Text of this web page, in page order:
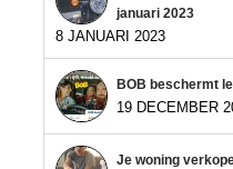
januari 2023
8 JANUARI 2023
BOB beschermt
19 DECEMBER
Je woning